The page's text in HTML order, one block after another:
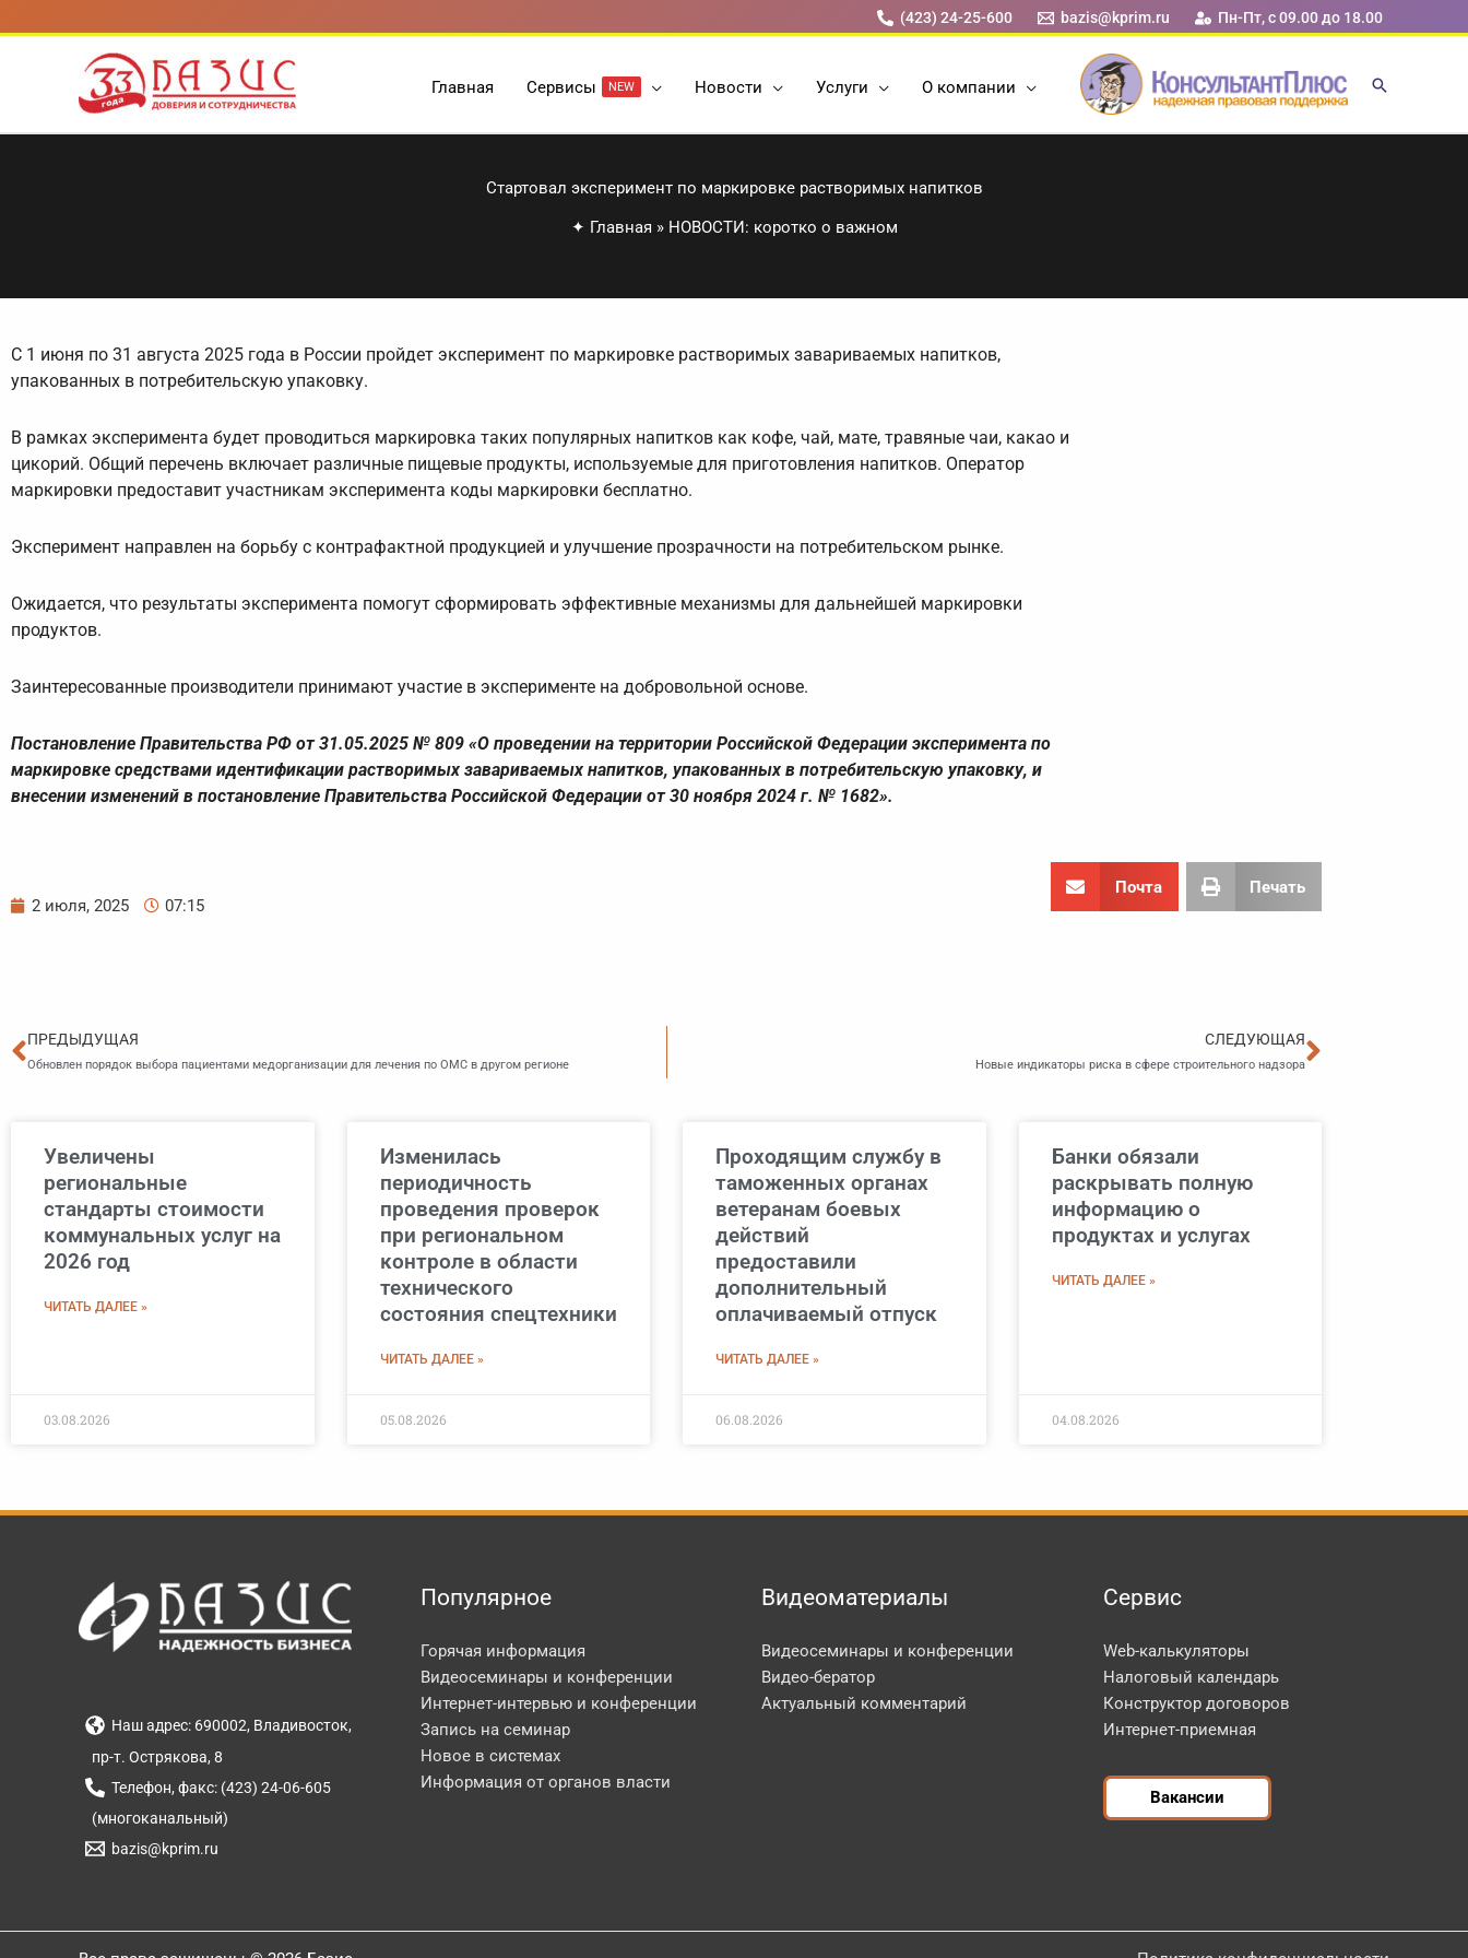
к
содержимому
(423) 24-25-600 bazis@kprim.ru Пн-Пт, с 09.00 до 18.00
Главная Cервисы NEW Новости Услуги О компании
Стартовал эксперимент по маркировке растворимых напитков
✦ Главная » НОВОСТИ: коротко о важном
С 1 июня по 31 августа 2025 года в России пройдет эксперимент по маркировке растворимых завариваемых напитков,
упакованных в потребительскую упаковку.
В рамках эксперимента будет проводиться маркировка таких популярных напитков как кофе, чай, мате, травяные чаи, какао и
цикорий. Общий перечень включает различные пищевые продукты, используемые для приготовления напитков. Оператор
маркировки предоставит участникам эксперимента коды маркировки бесплатно.
Эксперимент направлен на борьбу с контрафактной продукцией и улучшение прозрачности на потребительском рынке.
Ожидается, что результаты эксперимента помогут сформировать эффективные механизмы для дальнейшей маркировки
продуктов.
Заинтересованные производители принимают участие в эксперименте на добровольной основе.
Постановление Правительства РФ от 31.05.2025 № 809 «О проведении на территории Российской Федерации эксперимента по
маркировке средствами идентификации растворимых завариваемых напитков, упакованных в потребительскую упаковку, и
внесении изменений в постановление Правительства Российской Федерации от 30 ноября 2024 г. № 1682».
2 июля, 2025 07:15
Почта Печать
Пред
ПРЕДЫДУЩАЯ
Обновлен порядок выбора пациентами медорганизации для лечения по ОМС в другом регионе
СЛЕДУЮЩАЯ
Новые индикаторы риска в сфере строительного надзора
Увеличены
региональные
стандарты стоимости
коммунальных услуг на
2026 год
ЧИТАТЬ ДАЛЕЕ »
03.08.2026
Изменилась
периодичность
проведения проверок
при региональном
контроле в области
технического
состояния спецтехники
ЧИТАТЬ ДАЛЕЕ »
05.08.2026
Проходящим службу в
таможенных органах
ветеранам боевых
действий
предоставили
дополнительный
оплачиваемый отпуск
ЧИТАТЬ ДАЛЕЕ »
06.08.2026
Банки обязали
раскрывать полную
информацию о
продуктах и услугах
ЧИТАТЬ ДАЛЕЕ »
04.08.2026
Наш адрес: 690002, Владивосток,
пр-т. Острякова, 8
Телефон, факс: (423) 24-06-605
(многоканальный)
bazis@kprim.ru
Популярное
Горячая информация
Видеосеминары и конференции
Интернет-интервью и конференции
Запись на семинар
Новое в системах
Информация от органов власти
Видеоматериалы
Видеосеминары и конференции
Видео-бератор
Актуальный комментарий
Сервис
Web-калькуляторы
Налоговый календарь
Конструктор договоров
Интернет-приемная
Вакансии